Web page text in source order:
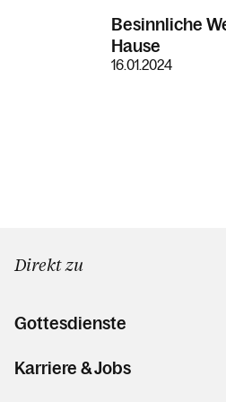
Besinnliche
Hause
16.01.2024
Direkt zu
Gottesdienste
Karriere & Jobs